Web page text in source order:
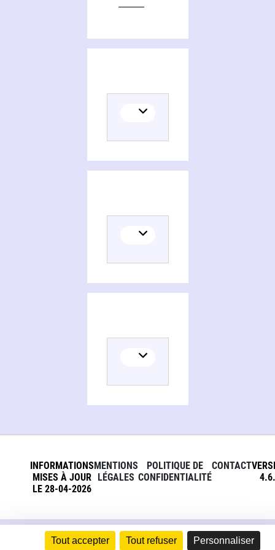
Tout accepter Tout refuser Personnaliser
INFORMATIONS
MISES À JOUR
LE 28-04-2026
MENTIONS
LÉGALES
POLITIQUE DE
CONFIDENTIALITÉ
CONTACT